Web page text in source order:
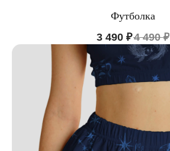
Футболка
3 490 ₽4 490 ₽
ПО ВОПРОСАМ ЗАКАЗА ОБРАЩАЙТЕСЬ
ТОЛЬКО В ТЕЛЕГРАМ
TELEGRAM